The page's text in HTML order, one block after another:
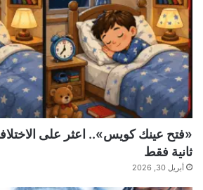
ثانية فقط
أبريل 30, 2026